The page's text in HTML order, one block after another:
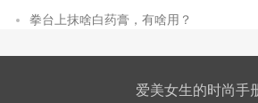
拳台上抹啥白药膏，有啥用？
爱美女生的时尚手